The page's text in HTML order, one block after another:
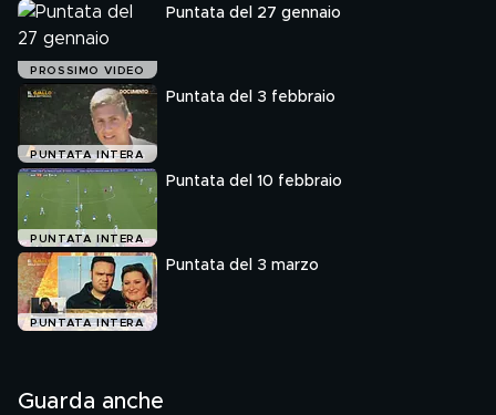
PROSSIMO VIDEO
Puntata del 27 gennaio
PUNTATA INTERA
Puntata del 3 febbraio
PUNTATA INTERA
Puntata del 10 febbraio
PUNTATA INTERA
Puntata del 3 marzo
Guarda anche